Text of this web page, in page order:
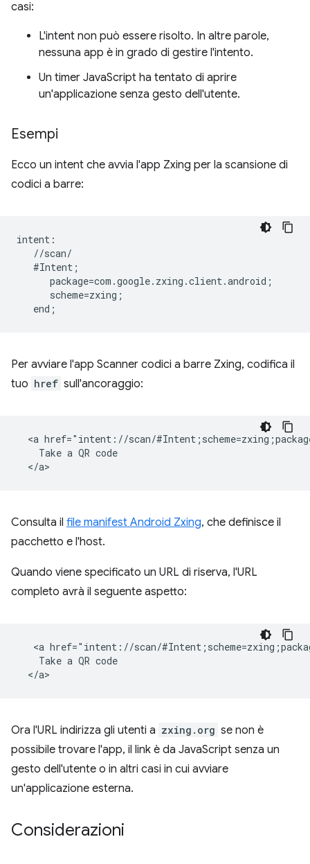
casi:
L'intent non può essere risolto. In altre parole,
nessuna app è in grado di gestire l'intento.
Un timer JavaScript ha tentato di aprire
un'applicazione senza gesto dell'utente.
Esempi
Ecco un intent che avvia l'app Zxing per la scansione di
codici a barre:
intent:
   //scan/
   #Intent;
      package=com.google.zxing.client.android;
      scheme=zxing;
Per avviare l'app Scanner codici a barre Zxing, codifica il
tuo href sull'ancoraggio:
<a href="intent://scan/
    Take a QR code
Consulta il file manifest Android Zxing, che definisce il
pacchetto e l'host.
Quando viene specificato un URL di riserva, l'URL
completo avrà il seguente aspetto:
<a href="intent://scan/
    Take a QR code
Ora l'URL indirizza gli utenti a zxing.org se non è
possibile trovare l'app, il link è da JavaScript senza un
gesto dell'utente o in altri casi in cui avviare
un'applicazione esterna.
Considerazioni